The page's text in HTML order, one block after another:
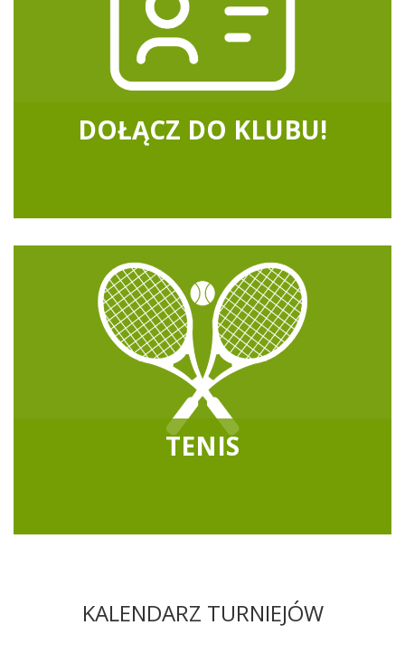
DOŁĄCZ DO KLUBU!
TENIS
KALENDARZ TURNIEJÓW